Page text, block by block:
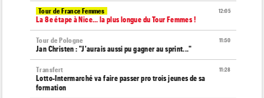
12:05
Tour de France Femmes
La 8e étape à Nice… la plus longue du Tour Femmes !
11:50
Tour de Pologne
Jan Christen : "J'aurais aussi pu gagner au sprint..."
11:28
Transfert
Lotto-Intermarché va faire passer pro trois jeunes de sa
formation